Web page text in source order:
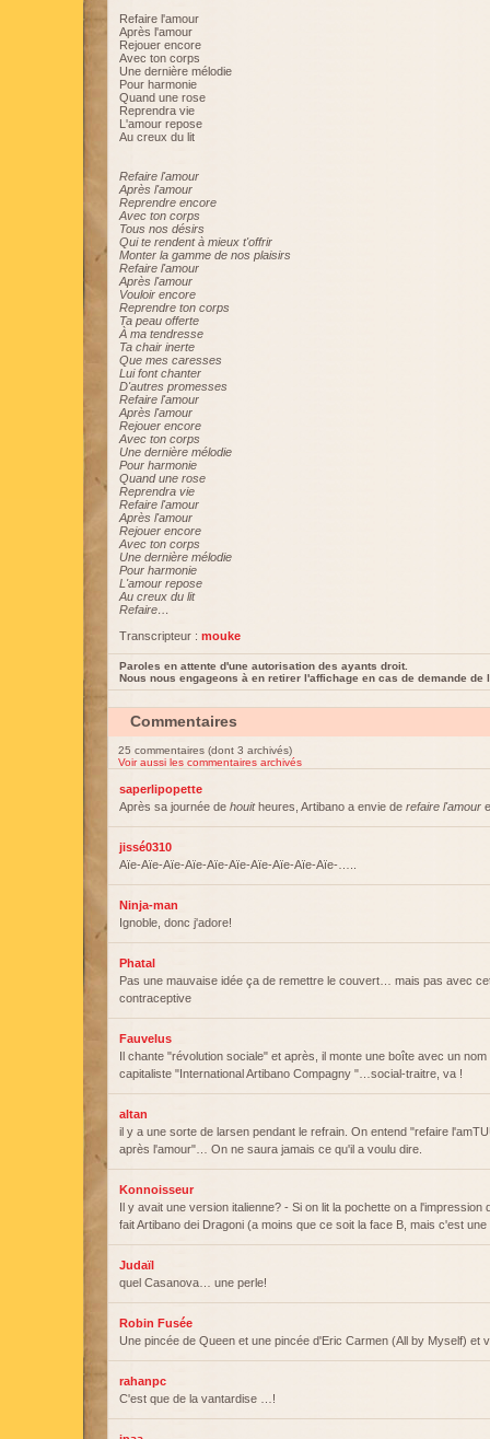
Refaire l'amour
Après l'amour
Rejouer encore
Avec ton corps
Une dernière mélodie
Pour harmonie
Quand une rose
Reprendra vie
L'amour repose
Au creux du lit
Refaire l'amour
Après l'amour
Reprendre encore
Avec ton corps
Tous nos désirs
Qui te rendent à mieux t'offrir
Monter la gamme de nos plaisirs
Refaire l'amour
Après l'amour
Vouloir encore
Reprendre ton corps
Ta peau offerte
À ma tendresse
Ta chair inerte
Que mes caresses
Lui font chanter
D'autres promesses
Refaire l'amour
Après l'amour
Rejouer encore
Avec ton corps
Une dernière mélodie
Pour harmonie
Quand une rose
Reprendra vie
Refaire l'amour
Après l'amour
Rejouer encore
Avec ton corps
Une dernière mélodie
Pour harmonie
L'amour repose
Au creux du lit
Refaire…
Transcripteur : mouke
Paroles en attente d'une autorisation des ayants droit.
Nous nous engageons à en retirer l'affichage en cas de demande de
Commentaires
25 commentaires (dont 3 archivés)
Voir aussi les commentaires archivés
saperlipopette
Après sa journée de houitheures, Artibano a envie de refaire l'amour
jissé0310
Aïe-Aïe-Aïe-Aïe-Aïe-Aïe-Aïe-Aïe-Aïe-Aïe-…..
Ninja-man
Ignoble, donc j'adore!
Phatal
Pas une mauvaise idée ça de remettre le couvert… mais pas avec
contraceptive
Fauvelus
Il chante "révolution sociale" et après, il monte une boîte avec un
capitaliste "International Artibano Compagny "…social-traitre, va !
altan
il y a une sorte de larsen pendant le refrain. On entend "refaire
après l'amour"… On ne saura jamais ce qu'il a voulu dire.
Konnoisseur
Il y avait une version italienne? - Si on lit la pochette on a l'impression
fait Artibano dei Dragoni (a moins que ce soit la face B, mais c'est
Judaïl
quel Casanova… une perle!
Robin Fusée
Une pincée de Queen et une pincée d'Eric Carmen (All by Myself) et
rahanpc
C'est que de la vantardise …!